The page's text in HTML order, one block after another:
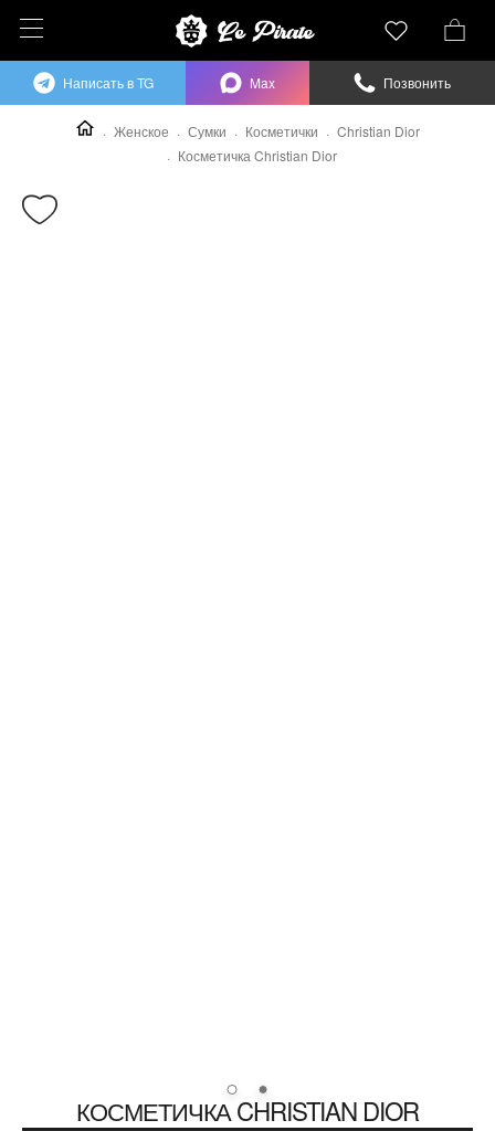
Женское Сумки Косметички
Christian Dior
Косметичка Christian Dior
КОСМЕТИЧКАCHRISTIAN DIOR
Написать в TG Max Позвонить